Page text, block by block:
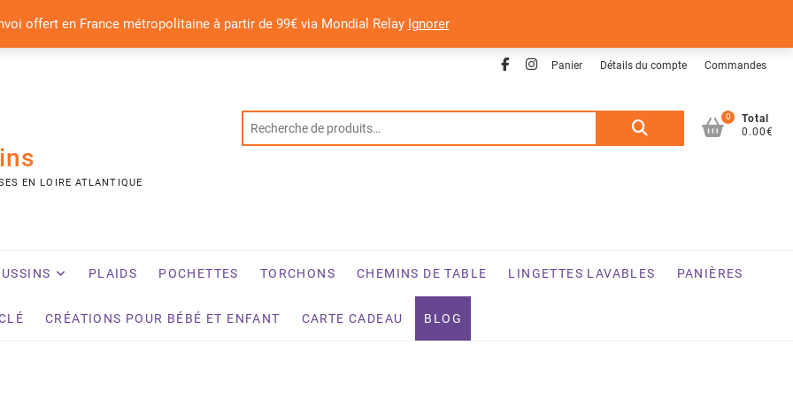
offert en France métropolitaine à partir de 99€ via Mondial Relay Ignorer
Facebook
Instagram
Panier Détails du compte Commandes
EN LOIRE ATLANTIQUE
Recherche
0
Total
0.00€
PLAIDS POCHETTES TORCHONS CHEMINS DE TABLE LINGETTES LAVABLES PANIÈRES
CRÉATIONS POUR BÉBÉ ET ENFANT CARTE CADEAU BLOG